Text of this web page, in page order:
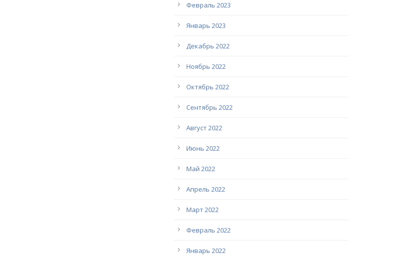
Февраль 2023
Январь 2023
Декабрь 2022
Ноябрь 2022
Октябрь 2022
Сентябрь 2022
Август 2022
Июнь 2022
Май 2022
Апрель 2022
Март 2022
Февраль 2022
Январь 2022